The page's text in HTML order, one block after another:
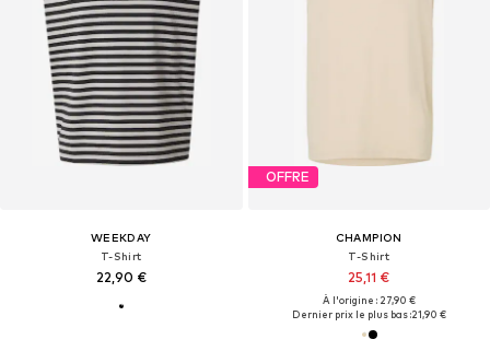
WEEKDAY
T-Shirt
22,90 €
OFFRE
CHAMPION
T-Shirt
25,11 €
À l'origine : 27,90 €
Dernier prix le plus bas :21,90 €